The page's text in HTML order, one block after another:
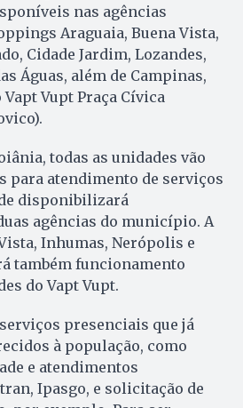
nas agências
Araguaia, Buena Vista,
Cidade Jardim, Lozandes,
Águas, além de Campinas,
Vupt Praça Cívica
todas as unidades vão
para atendimento de serviços
disponibilizará
agências do município. A
Inhumas, Nerópolis e
também funcionamento
do Vapt Vupt.
presenciais que já
à população, como
e atendimentos
Ipasgo, e solicitação de